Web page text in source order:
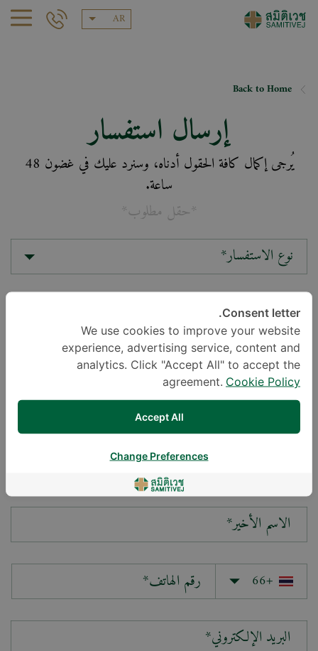
AR
Back to Home
إرسال استفسار
يُرجى إكمال كافة الحقول أدناه، وسنرد عليك في غضون 48
ساعة.
*حقل مطلوب*
نوع الاستفسار*
الموقع*
سؤالك*
الاسم الأخير*
البريد الإلكتروني*
Consent letter.
We use cookies to improve your website
experience, advertising service, content and
analytics. Click "Accept All" to accept the
agreement. Cookie Policy
Accept All
Change Preferences